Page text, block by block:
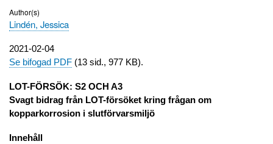
Author(s)
Lindén, Jessica
Publication
date
2021-02-04
Se bifogad PDF (13 sid., 977 KB).
LOT-FÖRSÖK: S2 OCH A3
Svagt bidrag från LOT-försöket kring frågan om
kopparkorrosion i slutförvarsmiljö
Innehåll